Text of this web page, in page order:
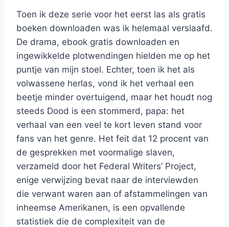
Toen ik deze serie voor het eerst las als gratis
boeken downloaden was ik helemaal verslaafd.
De drama, ebook gratis downloaden en
ingewikkelde plotwendingen hielden me op het
puntje van mijn stoel. Echter, toen ik het als
volwassene herlas, vond ik het verhaal een
beetje minder overtuigend, maar het houdt nog
steeds Dood is een stommerd, papa: het
verhaal van een veel te kort leven stand voor
fans van het genre. Het feit dat 12 procent van
de gesprekken met voormalige slaven,
verzameld door het Federal Writers’ Project,
enige verwijzing bevat naar de interviewden
die verwant waren aan of afstammelingen van
inheemse Amerikanen, is een opvallende
statistiek die de complexiteit van de